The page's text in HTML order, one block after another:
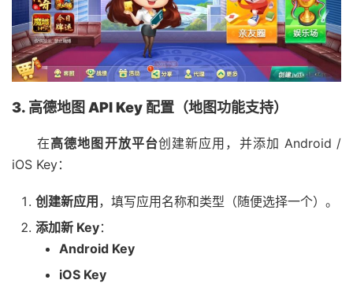
3. 高德地图 API Key 配置（地图功能支持）
在高德地图开放平台创建新应用，并添加 Android /
iOS Key：
创建新应用，填写应用名称和类型（随便选择一个）。
添加新 Key：
Android Key
iOS Key